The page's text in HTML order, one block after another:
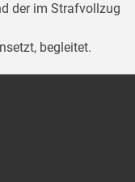
der im Strafvollzug
begleitet.